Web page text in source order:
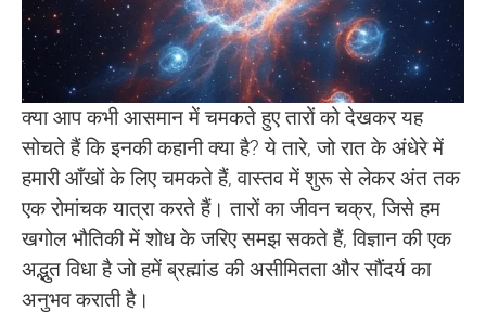
क्या आप कभी आसमान में चमकते हुए तारों को देखकर यह
सोचते हैं कि इनकी कहानी क्या है? ये तारे, जो रात के अंधेरे में
हमारी आँखों के लिए चमकते हैं, वास्तव में शुरू से लेकर अंत तक
एक रोमांचक यात्रा करते हैं। तारों का जीवन चक्र, जिसे हम
खगोल भौतिकी में शोध के जरिए समझ सकते हैं, विज्ञान की एक
अद्भुत विधा है जो हमें ब्रह्मांड की असीमितता और सौंदर्य का
अनुभव कराती है।